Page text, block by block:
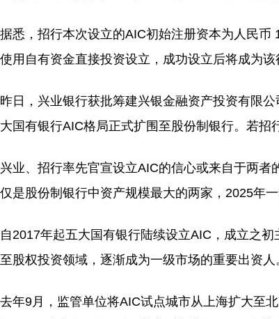
据悉，招行本次设立的AIC初始注册资本为人民币
使用自有资金直接投资设立，成功设立后将成为该
昨日，兴业银行获批筹建兴银金融资产投资有限
大国有银行AIC格局正式扩围至股份制银行。若招
兴业、招行率先官宣设立AIC的信心或来自于两
仅是股份制银行中资产规模最大的两家，2025年
自2017年起五大国有银行陆续设立AIC，成立之
至股权投资领域，逐渐成为一级市场的重要出资人
去年9月，监管单位将AIC试点城市从上海扩大至